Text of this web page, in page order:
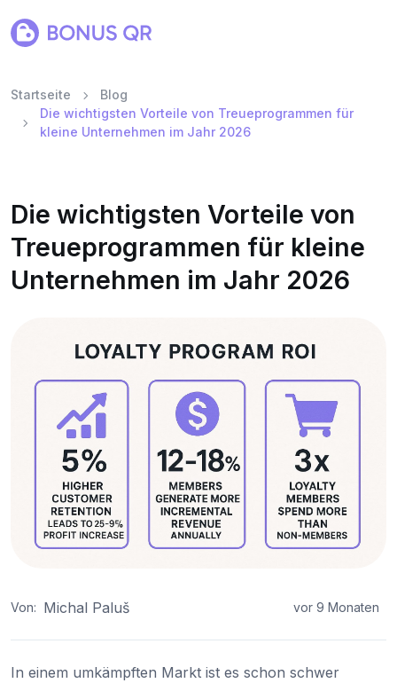
Startseite
Blog
Die wichtigsten Vorteile von Treueprogrammen für
kleine Unternehmen im Jahr 2026
Die wichtigsten Vorteile von
Treueprogrammen für kleine
Unternehmen im Jahr 2026
Von: Michal Paluš vor 9 Monaten
In einem umkämpften Markt ist es schon schwer